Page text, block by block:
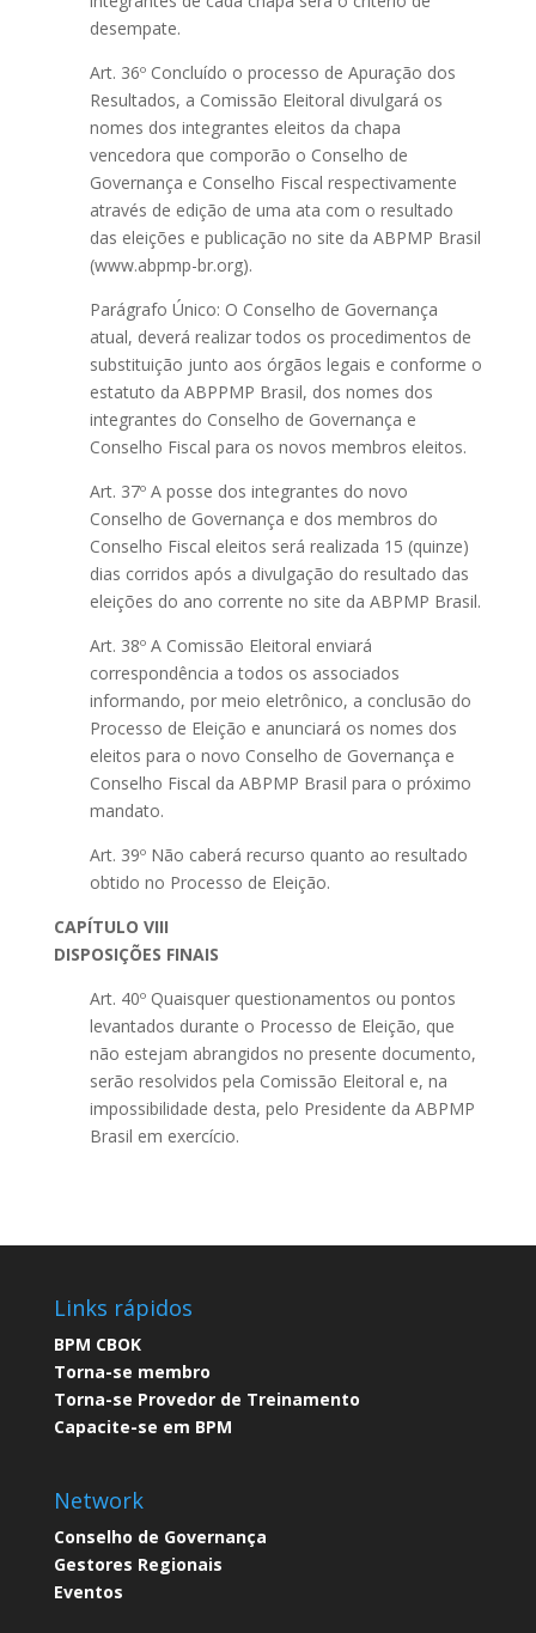
desempate.
Art. 36º Concluído o processo de Apuração dos
Resultados, a Comissão Eleitoral divulgará os
nomes dos integrantes eleitos da chapa
vencedora que comporão o Conselho de
Governança e Conselho Fiscal respectivamente
através de edição de uma ata com o resultado
das eleições e publicação no site da ABPMP Brasil
(www.abpmp-br.org).
Parágrafo Único: O Conselho de Governança
atual, deverá realizar todos os procedimentos de
substituição junto aos órgãos legais e conforme o
estatuto da ABPPMP Brasil, dos nomes dos
integrantes do Conselho de Governança e
Conselho Fiscal para os novos membros eleitos.
Art. 37º A posse dos integrantes do novo
Conselho de Governança e dos membros do
Conselho Fiscal eleitos será realizada 15 (quinze)
dias corridos após a divulgação do resultado das
eleições do ano corrente no site da ABPMP Brasil.
Art. 38º A Comissão Eleitoral enviará
correspondência a todos os associados
informando, por meio eletrônico, a conclusão do
Processo de Eleição e anunciará os nomes dos
eleitos para o novo Conselho de Governança e
Conselho Fiscal da ABPMP Brasil para o próximo
mandato.
Art. 39º Não caberá recurso quanto ao resultado
obtido no Processo de Eleição.
CAPÍTULO VIII
DISPOSIÇÕES FINAIS
Art. 40º Quaisquer questionamentos ou pontos
levantados durante o Processo de Eleição, que
não estejam abrangidos no presente documento,
serão resolvidos pela Comissão Eleitoral e, na
impossibilidade desta, pelo Presidente da ABPMP
Brasil em exercício.
Links rápidos
BPM CBOK​
Torna-se membro​
Torna-se Provedor de Treinamento​
Capacite-se em BPM​
Network
Conselho de Governança​
Gestores Regionais
Eventos